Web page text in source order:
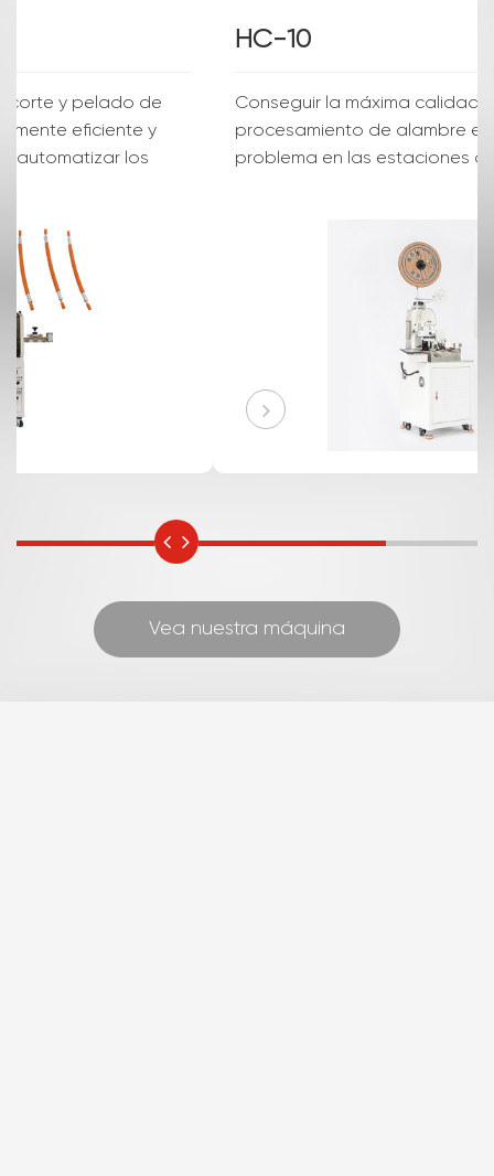
La máquina automática de corte y pelado de
cables es un dispositivo altamente eficiente y
preciso. Está diseñada para automatizar los
tipos y tamaños de cables, garantizando
resultados consistentes. Mejora
significativamente la eficiencia de la producción
y reduce los costos de mano de obra. Gracias a
su tecnología avanzada, proporciona cortes y
pelados limpios y precisos, mejorando la calidad
del procesamiento de cables. Ya sea en la
industria electrónica o en otros campos que
operaciones y garantizar una preparación
confiable de los cables.
Vea nuestra máquina